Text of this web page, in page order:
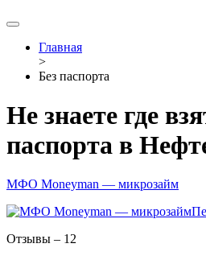
Главная
>
Без паспорта
Не знаете где
паспорта в
МФО Moneyman — микрозайм
Отзывы – 12